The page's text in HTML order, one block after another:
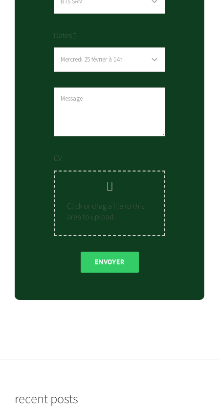
Dates*
CV
Click or drag a file to this
area to upload.
ENVOYER
recent posts